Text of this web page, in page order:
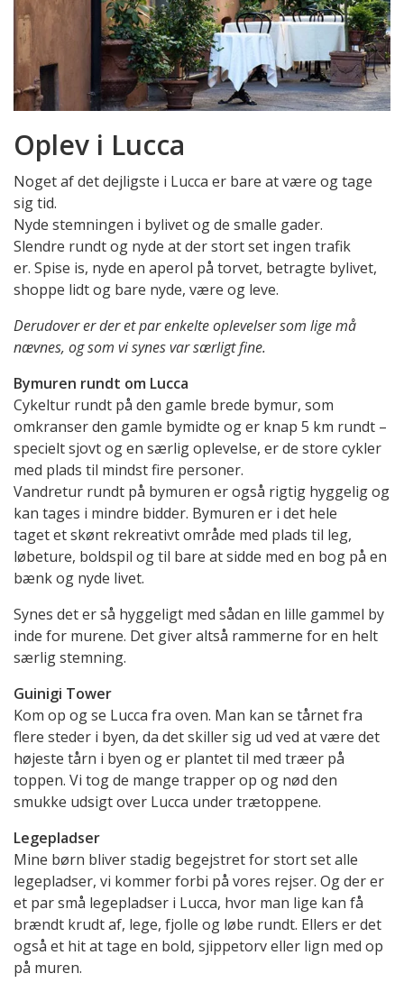
Oplev i Lucca
Noget af det dejligste i Lucca er bare at være og tage
sig tid.
Nyde stemningen i bylivet og de smalle gader.
Slendre rundt og nyde at der stort set ingen trafik
er. Spise is, nyde en aperol på torvet, betragte bylivet,
shoppe lidt og bare nyde, være og leve.
Derudover er der et par enkelte oplevelser som lige må
nævnes, og som vi synes var særligt fine.
Bymuren rundt om Lucca
Cykeltur rundt på den gamle brede bymur, som
omkranser den gamle bymidte og er knap 5 km rundt –
specielt sjovt og en særlig oplevelse, er de store cykler
med plads til mindst fire personer.
Vandretur rundt på bymuren er også rigtig hyggelig og
kan tages i mindre bidder. Bymuren er i det hele
taget et skønt rekreativt område med plads til leg,
løbeture, boldspil og til bare at sidde med en bog på en
bænk og nyde livet.
Synes det er så hyggeligt med sådan en lille gammel by
inde for murene. Det giver altså rammerne for en helt
særlig stemning.
Guinigi Tower
Kom op og se Lucca fra oven. Man kan se tårnet fra
flere steder i byen, da det skiller sig ud ved at være det
højeste tårn i byen og er plantet til med træer på
toppen. Vi tog de mange trapper op og nød den
smukke udsigt over Lucca under trætoppene.
Legepladser
Mine børn bliver stadig begejstret for stort set alle
legepladser, vi kommer forbi på vores rejser. Og der er
et par små legepladser i Lucca, hvor man lige kan få
brændt krudt af, lege, fjolle og løbe rundt. Ellers er det
også et hit at tage en bold, sjippetorv eller lign med op
på muren.